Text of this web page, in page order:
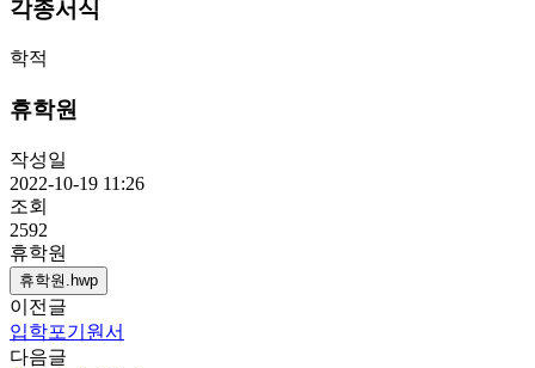
각종서식
학적
휴학원
작성일
2022-10-19 11:26
조회
2592
휴학원
휴학원.hwp
이전글
입학포기원서
다음글